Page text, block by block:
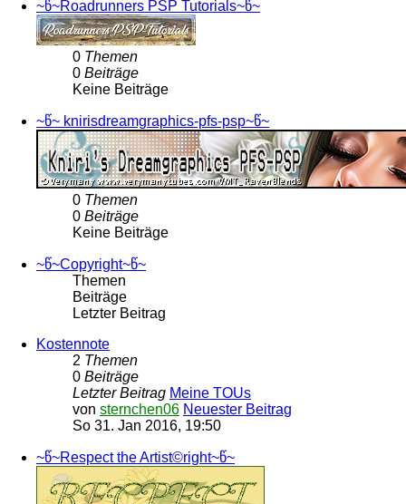
~წ~Roadrunners PSP Tutorials~წ~
0 Themen
0 Beiträge
Keine Beiträge
~წ~ knirisdreamgraphics-pfs-psp~წ~
0 Themen
0 Beiträge
Keine Beiträge
~წ~Copyright~წ~
Themen
Beiträge
Letzter Beitrag
Kostennote
2 Themen
0 Beiträge
Letzter Beitrag Meine TOUs
von sternchen06 Neuester Beitrag
So 31. Jan 2016, 19:50
~წ~Respect the Artist©right~წ~